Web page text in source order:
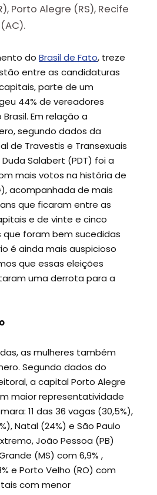
Porto Alegre (RS), Recife
do Brasil de Fato, treze
entre as candidaturas
parte de um
44% de vereadores
Em relação a
segundo dados da
de Travestis e Transexuais
Salabert (PDT) foi a
mais votos na história de
acompanhada de mais
que ficaram entre as
e de vinte e cinco
foram bem sucedidas
é ainda mais auspicioso
que essas eleições
uma derrota para a
as mulheres também
Segundo dados do
a capital Porto Alegre
maior representatividade
11 das 36 vagas (30,5%),
Natal (24%) e São Paulo
João Pessoa (PB)
(MS) com 6,9% ,
e Porto Velho (RO) com
com menor